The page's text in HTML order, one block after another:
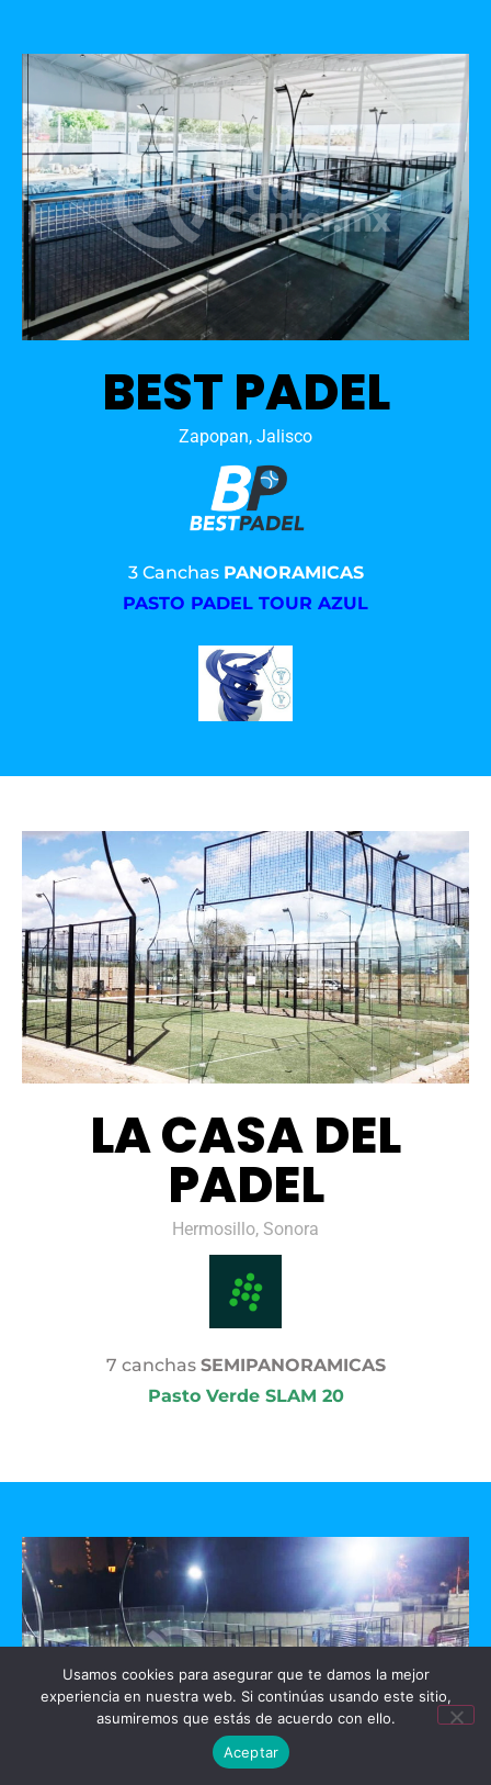
BEST PADEL
Zapopan, Jalisco
3 Canchas PANORAMICAS
PASTO PADEL TOUR AZUL
LA CASA DEL
PADEL
Hermosillo, Sonora
7 canchas SEMIPANORAMICAS
Pasto Verde SLAM 20
Usamos cookies para asegurar que te damos la mejor
experiencia en nuestra web. Si continúas usando este sitio,
asumiremos que estás de acuerdo con ello.
Aceptar